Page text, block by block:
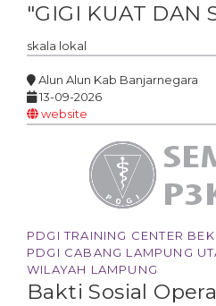
"GIGI KUAT DAN
skala lokal
Alun Alun Kab Banjarnegara
13-09-2026
website
PDGI TRAINING CENTER
PDGI CABANG LAMPUNG
WILAYAH LAMPUNG
Bakti Sosial